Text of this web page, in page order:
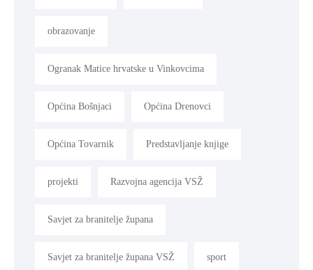
obrazovanje
Ogranak Matice hrvatske u Vinkovcima
Općina Bošnjaci Općina Drenovci
Općina Tovarnik Predstavljanje knjige
projekti Razvojna agencija VSŽ
Savjet za branitelje župana
Savjet za branitelje župana VSŽ sport